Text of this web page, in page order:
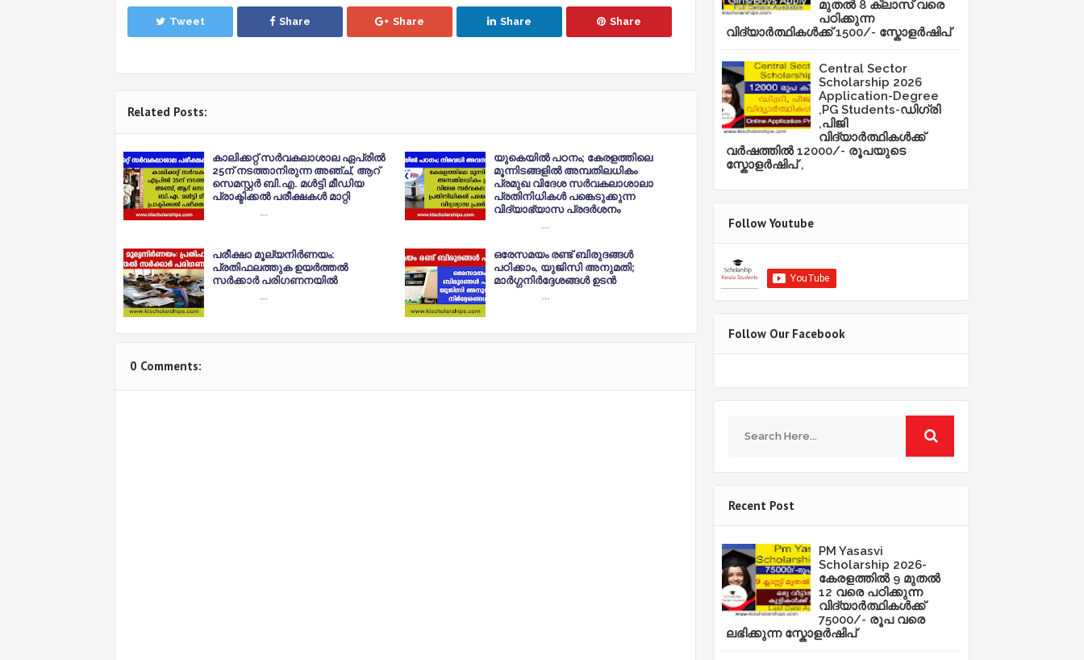
Tweet Share Share Share Share
Related Posts:
കാലിക്കറ്റ് സർവകലാശാല ഏപ്രിൽ
25ന്‌ നടത്താനിരുന്ന അഞ്ച്, ആറ്
സെമസ്റ്റർ ബി.എ. മൾട്ടി മീഡിയ
പ്രാക്ടിക്കൽ പരീക്ഷകൾ മാറ്റി
…
യുകെയിൽ പഠനം; കേരളത്തിലെ
മൂന്നിടങ്ങളിൽ അമ്പതിലധികം
പ്രമുഖ വിദേശ സർവകലാശാലാ
പ്രതിനിധികൾ പങ്കെടുക്കുന്ന
വിദ്യാഭ്യാസ പ്രദർശനം
…
പരീക്ഷാ മൂല്യനിർണയം:
പ്രതിഫലത്തുക ഉയർത്തൽ
സർക്കാർ പരിഗണനയിൽ
…
ഒരേസമയം രണ്ട് ബിരുദങ്ങള്‍
പഠിക്കാം, യുജിസി അനുമതി;
മാര്‍ഗ്ഗനിര്‍ദ്ദേശങ്ങള്‍ ഉടന്‍
…
0 Comments:
മുതൽ 8 ക്ലാസ് വരെ
പഠിക്കുന്ന
വിദ്യാർത്ഥികൾക്ക് 1500/- സ്കോളർഷിപ്
Central Sector
Scholarship 2026
Application-Degree
,PG Students-ഡിഗ്രി
,പിജി
വിദ്യാർത്ഥികൾക്ക്
വർഷത്തിൽ 12000/- രൂപയുടെ
സ്കോളർഷിപ് ,
Follow Youtube
Follow Our Facebook
Recent Post
PM Yasasvi
Scholarship 2026-
കേരളത്തിൽ 9 മുതൽ
12 വരെ പഠിക്കുന്ന
വിദ്യാർത്ഥികൾക്ക്
75000/- രൂപ വരെ
ലഭിക്കുന്ന സ്കോളർഷിപ്